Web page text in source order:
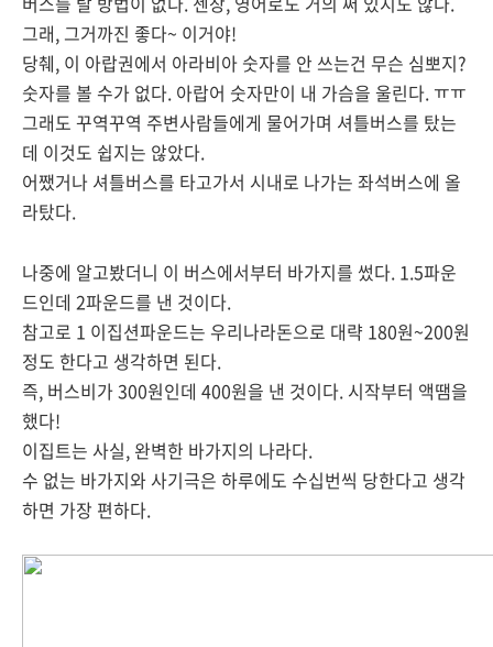
그래, 그거까진 좋다~ 이거야!
당췌, 이 아랍권에서 아라비아 숫자를 안 쓰는건 무슨 심뽀지?
숫자를 볼 수가 없다. 아랍어 숫자만이 내 가슴을 울린다. ㅠㅠ
그래도 꾸역꾸역 주변사람들에게 물어가며 셔틀버스를 탔는
데 이것도 쉽지는 않았다.
어쨌거나 셔틀버스를 타고가서 시내로 나가는 좌석버스에 올
라탔다.
나중에 알고봤더니 이 버스에서부터 바가지를 썼다. 1.5파운
드인데 2파운드를 낸 것이다.
참고로 1 이집션파운드는 우리나라돈으로 대략 180원~200원
정도 한다고 생각하면 된다.
즉, 버스비가 300원인데 400원을 낸 것이다. 시작부터 액땜을
했다!
이집트는 사실, 완벽한 바가지의 나라다.
수 없는 바가지와 사기극은 하루에도 수십번씩 당한다고 생각
하면 가장 편하다.